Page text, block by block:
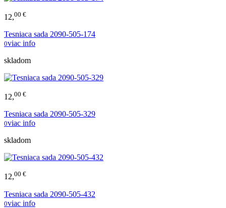
12,00 €
Tesniaca sada 2090-505-174
0viac info
skladom
12,00 €
Tesniaca sada 2090-505-329
0viac info
skladom
12,00 €
Tesniaca sada 2090-505-432
0viac info